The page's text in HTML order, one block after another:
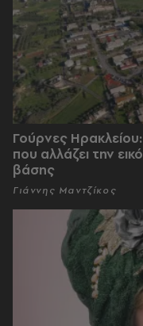
Γούρνες
που αλλάζει την
βάσης
Γιάννης Μαντζίκος